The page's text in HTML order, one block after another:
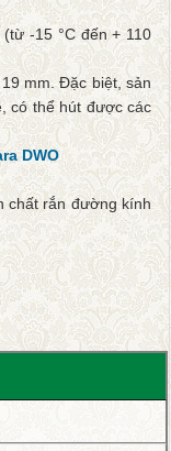
-15 °C đến + 110
mm. Đặc biệt, sản
có thể hút được các
DWO
chất rắn đường kính